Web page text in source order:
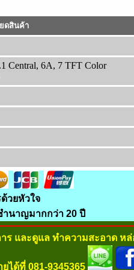
ดสินค้า
Central, 6A, 7 TFT Color
ด้วยหัวใจ
ำนาญมากกว่า 20 ปี
ร และดูแล ทำความสะอาด ห
ได้ที่ 081-9345365